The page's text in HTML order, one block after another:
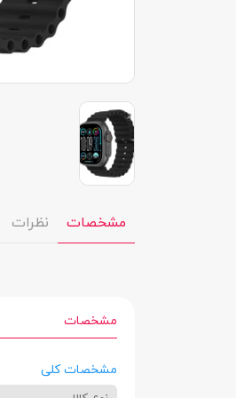
مشخصات نظرات
مشخصات
مشخصات کلی